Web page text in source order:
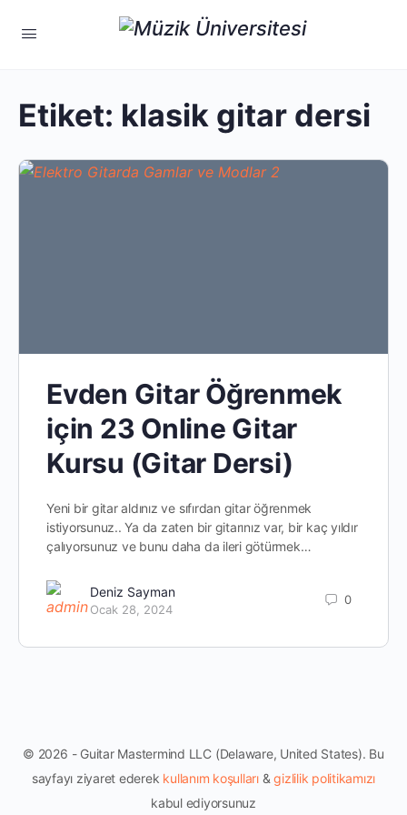
Etiket: klasik gitar dersi
Evden Gitar Öğrenmek
için 23 Online Gitar
Kursu (Gitar Dersi)
Yeni bir gitar aldınız ve sıfırdan gitar öğrenmek
istiyorsunuz.. Ya da zaten bir gitarınız var, bir kaç yıldır
çalıyorsunuz ve bunu daha da ileri götürmek…
Deniz Sayman
Ocak 28, 2024
0
© 2026 - Guitar Mastermind LLC (Delaware, United States). Bu
sayfayı ziyaret ederek kullanım koşulları&gizlilik politikamızı
kabul ediyorsunuz